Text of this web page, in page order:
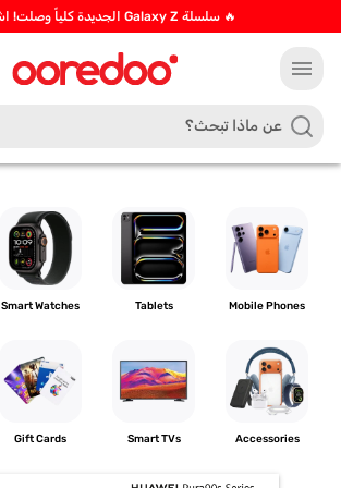
🔥 سلسلة Galaxy Z الجديدة كلياً وصلت! اشترِ الآن!
menu
Mobile Phones
Tablets
Smart Watches
Accessories
Smart TVs
Gift Cards